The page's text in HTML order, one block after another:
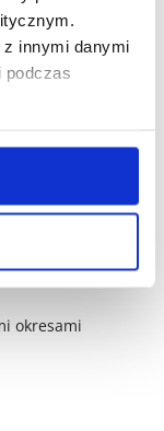
z innymi danymi
podczas
się z
się:
manii
hipomanii
się:
epizodu
okresami